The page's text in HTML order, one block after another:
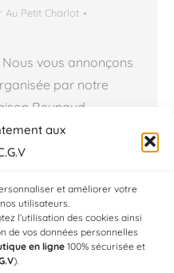
aux
et améliorer votre
utilisateurs.
l’utilisation des cookies ainsi
de vos données personnelles
en ligne100% sécurisée et
).
Au Petit Charlot
vous annonçons
par notre
Reynaud.
les gambas bio
de 10:00 à
du marché,
durable et